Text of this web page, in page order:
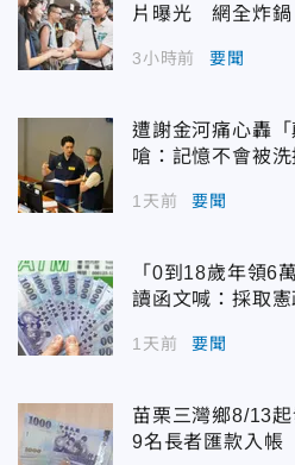
片曝光 網全炸鍋
3小時前 要聞
遭謝金河痛心轟
嗆：記憶不會被洗
1天前 要聞
「0到18歲年領6
讀函文喊：採取憲
1天前 要聞
苗栗三灣鄉8/13
9名長者匯款入帳